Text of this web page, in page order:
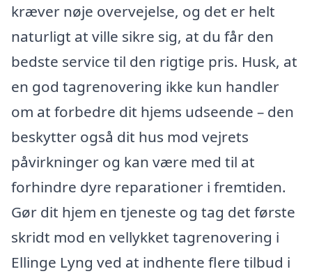
kræver nøje overvejelse, og det er helt
naturligt at ville sikre sig, at du får den
bedste service til den rigtige pris. Husk, at
en god tagrenovering ikke kun handler
om at forbedre dit hjems udseende – den
beskytter også dit hus mod vejrets
påvirkninger og kan være med til at
forhindre dyre reparationer i fremtiden.
Gør dit hjem en tjeneste og tag det første
skridt mod en vellykket tagrenovering i
Ellinge Lyng ved at indhente flere tilbud i